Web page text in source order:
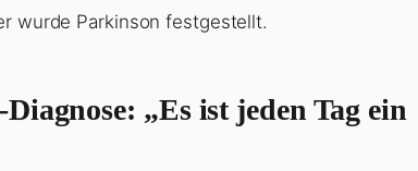
wurde Parkinson festgestellt.
„Es ist jeden Tag ein